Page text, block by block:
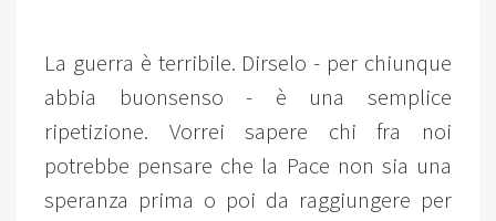
La guerra è terribile. Dirselo - per chiunque
abbia buonsenso - è una semplice
ripetizione. Vorrei sapere chi fra noi
potrebbe pensare che la Pace non sia una
speranza prima o poi da raggiungere per